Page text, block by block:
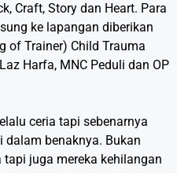
Craft, Story dan Heart. Para
ke lapangan diberikan
of Trainer) Child Trauma
Harfa, MNC Peduli dan OP
ceria tapi sebenarnya
benaknya. Bukan
juga mereka kehilangan